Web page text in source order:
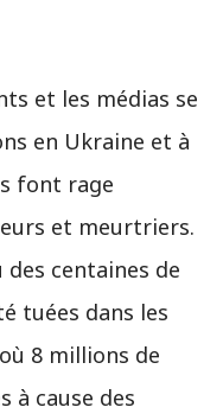
et les médias se
en Ukraine et à
font rage
et meurtriers.
centaines de
tuées dans les
8 millions de
à cause des